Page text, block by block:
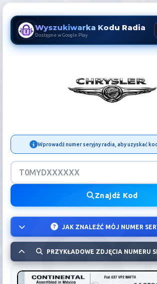
Wyszukiwarka Kodu Radia
Dostępne w Google Play
Wprowadź numer seryjny radia, aby uzyskać
Znajdź Kod
JAK ZNALEŹĆ MÓJ NUMER
PRZYKŁADOWE ZDJĘCIA NUMERU